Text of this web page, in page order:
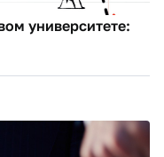
университете: